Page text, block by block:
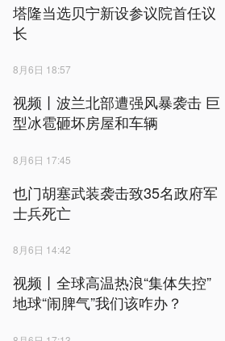
塔隆当选贝宁新设参议院首任议
长
8月6日 18:57
视频丨波兰北部遭强风暴袭击 巨
型冰雹砸坏房屋和车辆
8月6日 17:45
也门胡塞武装袭击致35名政府军
士兵死亡
8月6日 14:42
视频丨全球高温热浪“集体失控”
地球“闹脾气”我们该咋办？